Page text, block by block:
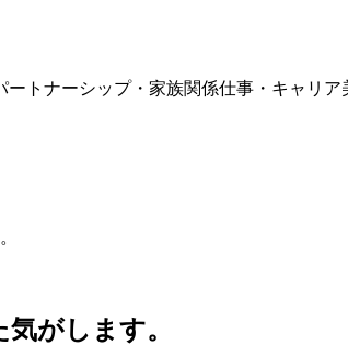
ートナーシップ・家族関係仕事・キャリア
がします。